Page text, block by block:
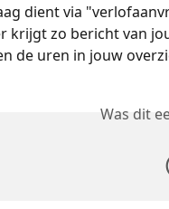
dient via
krijgt zo bericht van
de uren in jouw
Was dit